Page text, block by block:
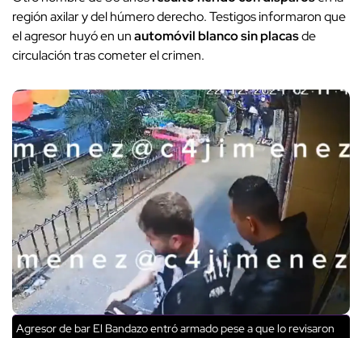
región axilar y del húmero derecho. Testigos informaron que
el agresor huyó en unautomóvil blanco sin placasde
circulación tras cometer el crimen.
Agresor de bar El Bandazo entró armado pese a que lo revisaron